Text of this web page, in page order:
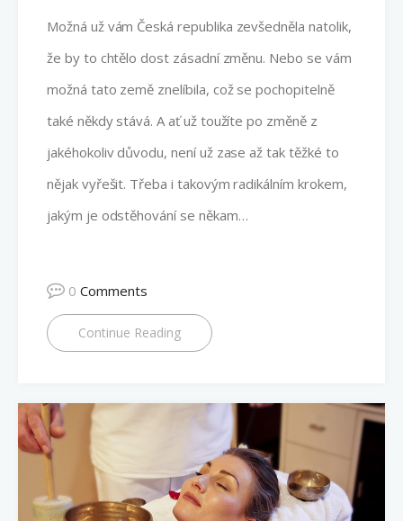
Možná už vám Česká republika zevšedněla natolik,
že by to chtělo dost zásadní změnu. Nebo se vám
možná tato země znelíbila, což se pochopitelně
také někdy stává. A ať už toužíte po změně z
jakéhokoliv důvodu, není už zase až tak těžké to
nějak vyřešit. Třeba i takovým radikálním krokem,
jakým je odstěhování se někam…
0 Comments
Continue Reading